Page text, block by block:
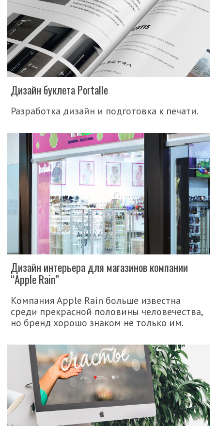
Дизайн буклета Portalle
Разработка дизайн и подготовка к печати.
Дизайн интерьера для магазинов компании
“Apple Rain”
Компания Apple Rain больше известна
среди прекрасной половины человечества,
но бренд хорошо знаком не только им.